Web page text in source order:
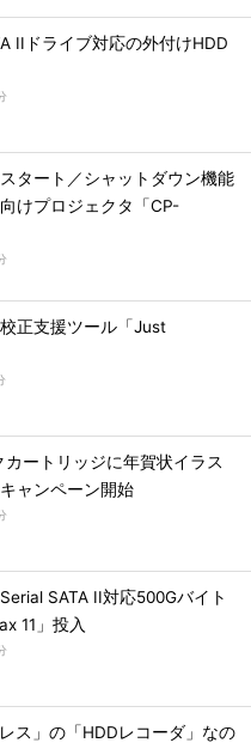
IIドライブ対応の外付けHDD
タート／シャットダウン機能
けプロジェクタ「CP-
正支援ツール「Just
カートリッジに年賀状イラス
ャンペーン開始
SATA II対応500Gバイト
11」投入
ス」の「HDDレコーダ」なの